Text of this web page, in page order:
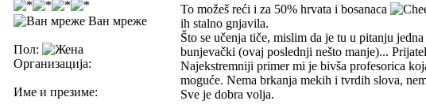
Ван мреже
Пол:
Организација:
Име и презиме:
To možeš reći i za 50% hrvata i bosanaca
ih stalno gnjavila.
Što se učenja tiče, mislim da je tu u pitanju
bunjevački (ovaj poslednji nešto manje)...
Najekstremniji primer mi je bivša profesorica
moguće. Nema brkanja mekih i tvrdih slova,
Sve je dobra volja.